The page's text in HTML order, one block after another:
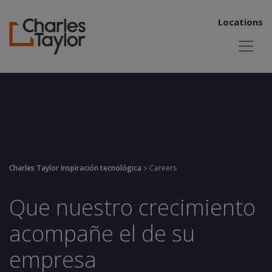
Locations
Charles Taylor Inspiración tecnológica > Careers
Que nuestro crecimiento
acompañe el de su
empresa